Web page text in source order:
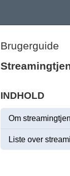
Brugerguide
INDHOLD
Om
Liste over